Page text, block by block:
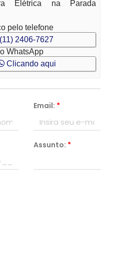
Elétrica na Parada
pelo telefone
(11) 2406-7627
WhatsApp
Clicando aqui
Email: *
Assunto: *